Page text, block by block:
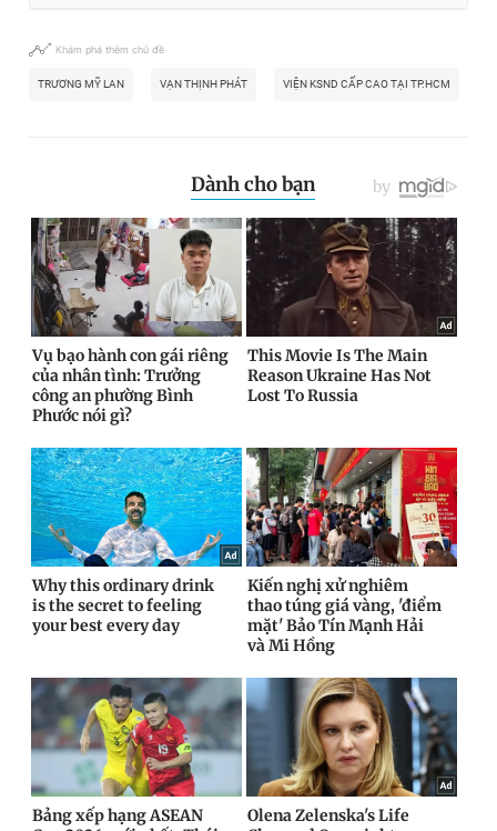
Khám phá thêm chủ đề
TRƯƠNG MỸ LAN VẠN THỊNH PHÁT VIỆN KSND CẤP CAO TẠI TP.HCM